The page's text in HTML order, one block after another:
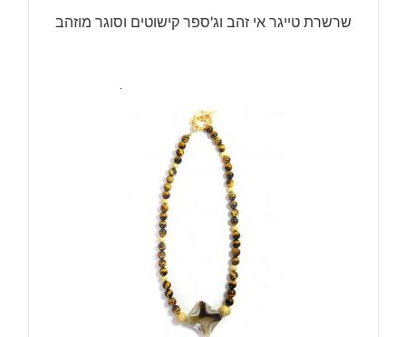
שרשרת טייגר אי זהב וג'ספר קישוטים וסוגר מוזהב